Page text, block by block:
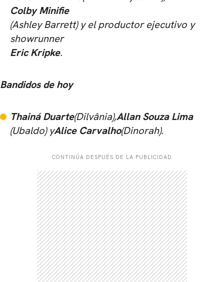
Colby Minifie
(Ashley Barrett) y el productor ejecutivo y
showrunner
Eric Kripke.
Bandidos de hoy
Thainá Duarte(Dilvânia),Allan Souza Lima
(Ubaldo) yAlice Carvalho(Dinorah).
CONTINÚA DESPUÉS DE LA PUBLICIDAD